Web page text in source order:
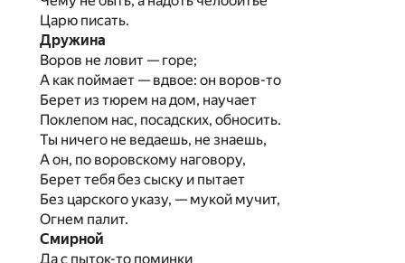
Царю писать.
Дружина
Воров не ловит — горе;
А как поймает — вдвое: он воров-то
Берет из тюрем на дом, научает
Поклепом нас, посадских, обносить.
Ты ничего не ведаешь, не знаешь,
А он, по воровскому наговору,
Берет тебя без сыску и пытает
Без царского указу, — мукой мучит,
Огнем палит.
Смирной
Да с пыток-то поминки